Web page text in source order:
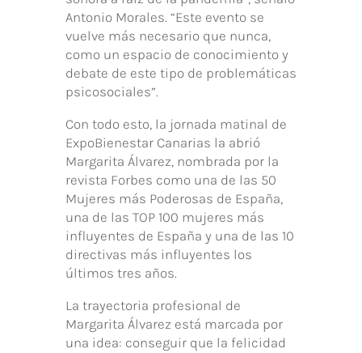
Antonio Morales. “Este evento se
vuelve más necesario que nunca,
como un espacio de conocimiento y
debate de este tipo de problemáticas
psicosociales”.
Con todo esto, la jornada matinal de
ExpoBienestar Canarias la abrió
Margarita Álvarez, nombrada por la
revista Forbes como una de las 50
Mujeres más Poderosas de España,
una de las TOP 100 mujeres más
influyentes de España y una de las 10
directivas más influyentes los
últimos tres años.
La trayectoria profesional de
Margarita Álvarez está marcada por
una idea: conseguir que la felicidad